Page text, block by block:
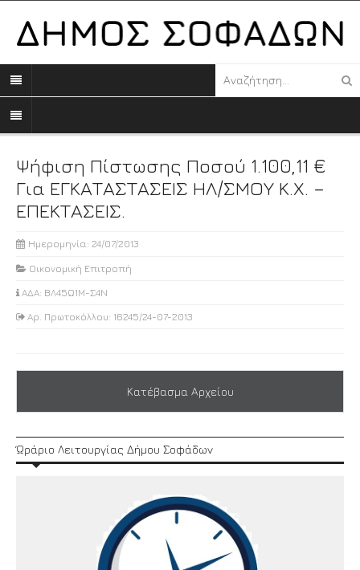
Ψήφιση Πίστωσης Ποσού 1.100,11 €
Για ΕΓΚΑΤΑΣΤΑΣΕΙΣ ΗΛ/ΣΜΟΥ Κ.Χ. –
ΕΠΕΚΤΑΣΕΙΣ.
Ημερομηνία: 24/07/2013
Οικονομική Επιτροπή
ΑΔΑ: ΒΛ45Ω1Μ-Σ4Ν
Αρ. Πρωτοκόλλου: 16245/24-07-2013
Κατέβασμα Αρχείου
Ώράριο Λειτουργίας Δήμου Σοφάδων